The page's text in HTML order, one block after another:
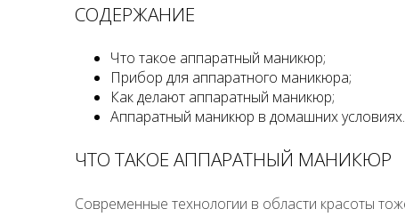
СОДЕРЖАНИЕ
Что такое аппаратный маникюр;
Прибор для аппаратного маникюра;
Как делают аппаратный маникюр;
Аппаратный маникюр в домашних условиях.
ЧТО ТАКОЕ АППАРАТНЫЙ МАНИКЮР
Современные технологии в области красоты